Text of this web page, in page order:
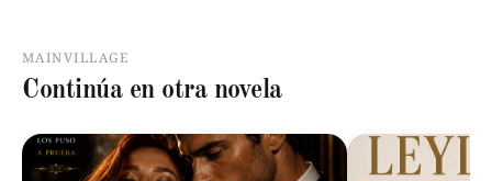
MAINVILLAGE
Continúa en otra novela